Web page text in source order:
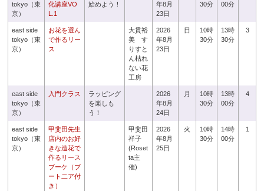
tokyo（東
京）
化講座VO
L.1
始めよう！
年8月
23日
30分
00分
east side
tokyo（東
京）
お花を選ん
で作るリー
ス
大貫裕
美 す
りすと
ん枯れ
ない花
工房
2026
年8月
23日
日
10時
30分
13時
30分
3
east side
tokyo（東
京）
入門クラス
ラッピング
を楽しも
う！
2026
年8月
24日
月
10時
30分
13時
00分
4
east side
tokyo（東
京）
甲斐田先生
店内のお好
きな造花で
作るリース
ブーケ（ブ
ート二ア付
き）
甲斐田
祥子
(Roset
ta主
催)
2026
年8月
25日
火
10時
30分
14時
00分
1